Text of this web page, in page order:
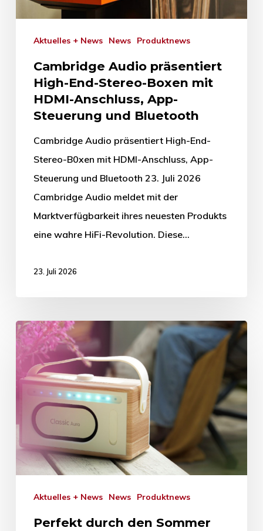
Aktuelles + News News Produktnews
Cambridge Audio präsentiert
High-End-Stereo-Boxen mit
HDMI-Anschluss, App-
Steuerung und Bluetooth
Cambridge Audio präsentiert High-End-
Stereo-B0xen mit HDMI-Anschluss, App-
Steuerung und Bluetooth 23. Juli 2026
Cambridge Audio meldet mit der
Marktverfügbarkeit ihres neuesten Produkts
eine wahre HiFi-Revolution. Diese…
23. Juli 2026
Aktuelles + News News Produktnews
Perfekt durch den Sommer